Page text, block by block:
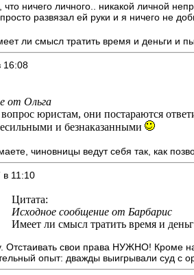
что ничего личного.. никакой личной
развязал ей руки и я ничего не
ли смысл тратить время и деньги и
16:08
от Ольга
юристам, они постараются
и безнаказанными
чиновницы ведут себя так, как
в 11:10
Цитата:
Исходное сообщение от Барбарис
Имеет ли смысл тратить время и
Отстаивать свои права НУЖНО! Кроме
опыт: дважды выигрывали суд с